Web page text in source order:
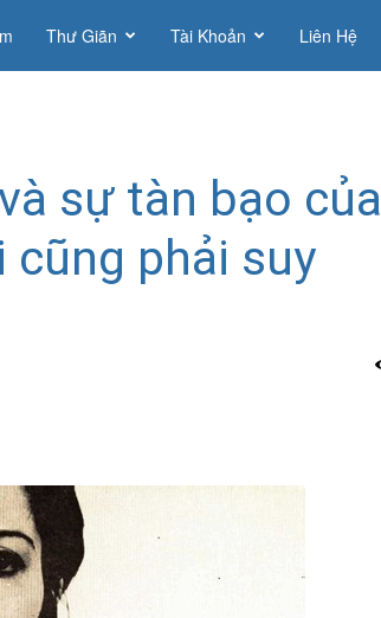
Thư Giãn Tài Khoản Liên Hệ
sự tàn bạo của
cũng phải suy